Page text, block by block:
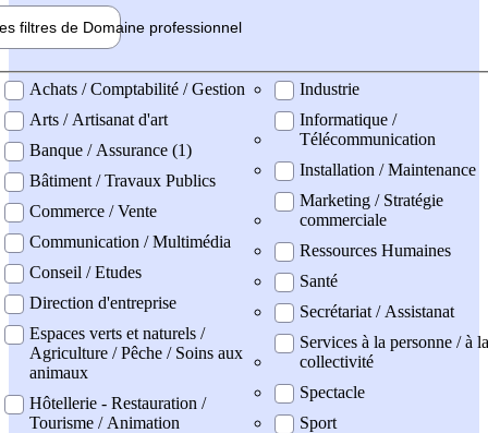
filtres de Domaine professionnel
professionel
Achats / Comptabilité / Gestion
Arts / Artisanat d'art
Banque / Assurance (1)
Bâtiment / Travaux Publics
Commerce / Vente
Communication / Multimédia
Conseil / Etudes
Direction d'entreprise
Espaces verts et naturels /
Agriculture / Pêche / Soins aux
animaux
Hôtellerie - Restauration /
Tourisme / Animation
Industrie
Informatique /
Télécommunication
Installation / Maintenance
Marketing / Stratégie
commerciale
Ressources Humaines
Santé
Secrétariat / Assistanat
Services à la personne / à la
collectivité
Spectacle
Sport